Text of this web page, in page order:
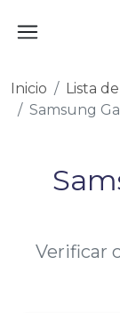
Inicio
Lista
Samsung
Verificar